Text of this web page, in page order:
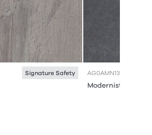
Signature Safety AG0AMN13
Modernist Vault